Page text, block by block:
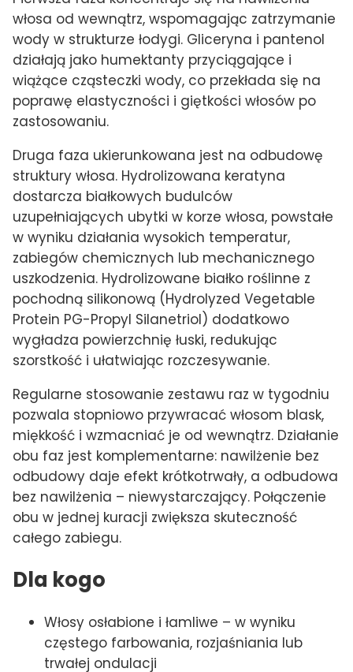
włosa od wewnątrz, wspomagając zatrzymanie
wody w strukturze łodygi. Gliceryna i pantenol
działają jako humektanty przyciągające i
wiążące cząsteczki wody, co przekłada się na
poprawę elastyczności i giętkości włosów po
zastosowaniu.
Druga faza ukierunkowana jest na odbudowę
struktury włosa. Hydrolizowana keratyna
dostarcza białkowych budulców
uzupełniających ubytki w korze włosa, powstałe
w wyniku działania wysokich temperatur,
zabiegów chemicznych lub mechanicznego
uszkodzenia. Hydrolizowane białko roślinne z
pochodną silikonową (Hydrolyzed Vegetable
Protein PG-Propyl Silanetriol) dodatkowo
wygładza powierzchnię łuski, redukując
szorstkość i ułatwiając rozczesywanie.
Regularne stosowanie zestawu raz w tygodniu
pozwala stopniowo przywracać włosom blask,
miękkość i wzmacniać je od wewnątrz. Działanie
obu faz jest komplementarne: nawilżenie bez
odbudowy daje efekt krótkotrwały, a odbudowa
bez nawilżenia – niewystarczający. Połączenie
obu w jednej kuracji zwiększa skuteczność
całego zabiegu.
Dla kogo
Włosy osłabione i łamliwe – w wyniku
częstego farbowania, rozjaśniania lub
trwałej ondulacji